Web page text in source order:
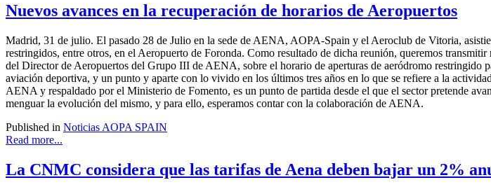
Nuevos avances en la recuperación de horarios de Aeropuertos
Madrid, 31 de julio. El pasado 28 de Julio en la sede de AENA, AOPA-Spain y el Aeroclub de Vitoria,
restringidos, entre otros, en el Aeropuerto de Foronda. Como resultado de dicha reunión, queremos
del Director de Aeropuertos del Grupo III de AENA, sobre el horario de aperturas de aeródromo restringido
aviación deportiva, y un punto y aparte con lo vivido en los últimos tres años en lo que se refiere a la
AENA y respaldado por el Ministerio de Fomento, es un punto de partida desde el que el sector pretende
menguar la evolución del mismo, y para ello, esperamos contar con la colaboración de AENA.
Published in Noticias AOPA SPAIN
Read more...
La CNMC considera que las tarifas de Aena deben bajar un 2%